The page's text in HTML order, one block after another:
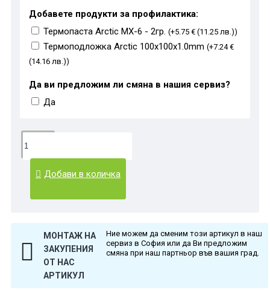
Добавете продукти за профилактика:
Термопаста Arctic MX-6 - 2гр. (+5.75 € (11.25 лв.))
Термоподложка Arctic 100x100x1.0mm (+7.24 €
(14.16 лв.))
Да ви предложим ли смяна в нашия сервиз?
Да
Добави в количка
МОНТАЖ НА
ЗАКУПЕНИЯ
ОТ НАС
АРТИКУЛ
Ние можем да сменим този артикул в наш
сервиз в София или да Ви предложим
смяна при наш партньор във вашия град.